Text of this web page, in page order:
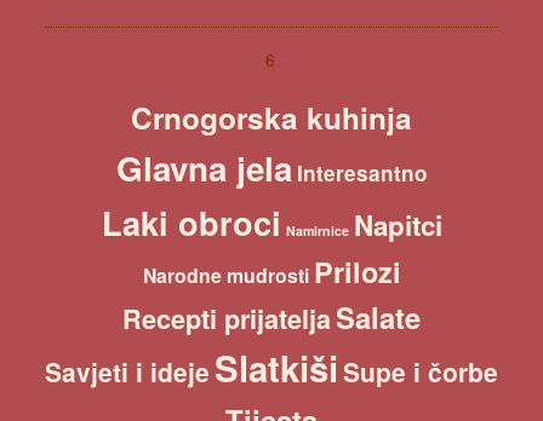
r
6
Crnogorska kuhinja
Glavna jela Interesantno
Laki obroci Namirnice Napitci
Narodne mudrosti Prilozi
Recepti prijateljaSalate
Savjeti i ideje Slatkiši Supe i čorbe